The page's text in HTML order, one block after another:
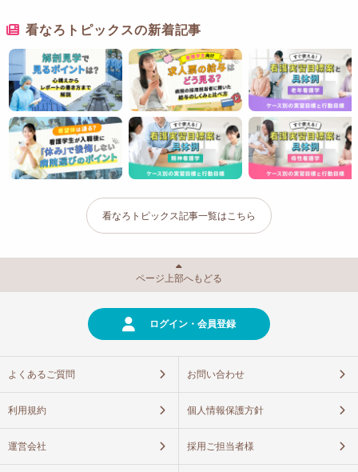
看なろトピックスの新着記事
看なろトピックス記事一覧はこちら
ページ上部へもどる
ログイン・会員登録
よくあるご質問 お問い合わせ
利用規約 個人情報保護方針
運営会社 採用ご担当者様